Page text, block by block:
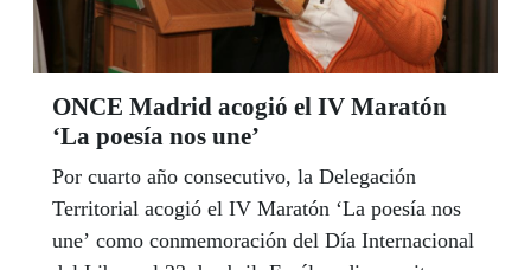
ONCE Madrid acogió el IV Maratón
‘La poesía nos une’
Por cuarto año consecutivo, la Delegación
Territorial acogió el IV Maratón ‘La poesía nos
une’ como conmemoración del Día Internacional